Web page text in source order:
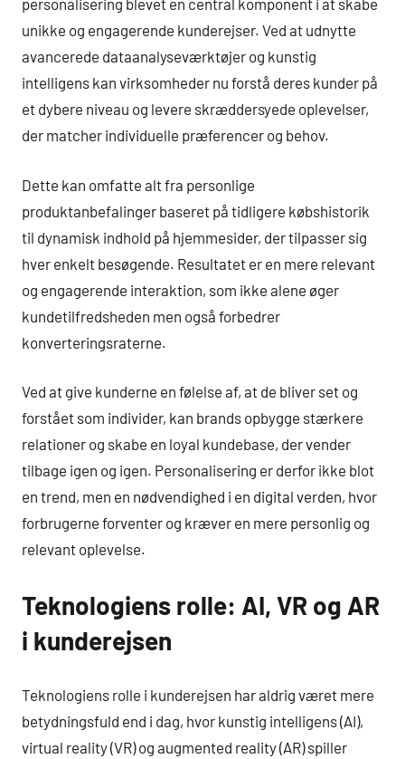
personalisering blevet en central komponent i at skabe
unikke og engagerende kunderejser. Ved at udnytte
avancerede dataanalyseværktøjer og kunstig
intelligens kan virksomheder nu forstå deres kunder på
et dybere niveau og levere skræddersyede oplevelser,
der matcher individuelle præferencer og behov.
Dette kan omfatte alt fra personlige
produktanbefalinger baseret på tidligere købshistorik
til dynamisk indhold på hjemmesider, der tilpasser sig
hver enkelt besøgende. Resultatet er en mere relevant
og engagerende interaktion, som ikke alene øger
kundetilfredsheden men også forbedrer
konverteringsraterne.
Ved at give kunderne en følelse af, at de bliver set og
forstået som individer, kan brands opbygge stærkere
relationer og skabe en loyal kundebase, der vender
tilbage igen og igen. Personalisering er derfor ikke blot
en trend, men en nødvendighed i en digital verden, hvor
forbrugerne forventer og kræver en mere personlig og
relevant oplevelse.
Teknologiens rolle: AI, VR og AR
i kunderejsen
Teknologiens rolle i kunderejsen har aldrig været mere
betydningsfuld end i dag, hvor kunstig intelligens (AI),
virtual reality (VR) og augmented reality (AR) spiller